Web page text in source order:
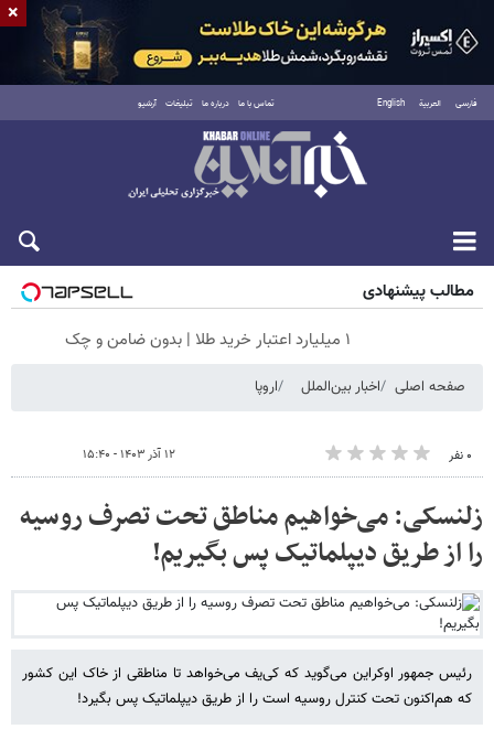
فارسی العربية English تماس با ما درباره ما تبلیغات آرشیو
شنبه ۱۷ مرداد ۱۴۰۵
مطالب پیشنهادی
۱ میلیارد اعتبار خرید طلا | بدون ضامن و چک
صفحه اصلی اخبار بین‌الملل اروپا
۰ نفر ۱۲ آذر ۱۴۰۳ - ۱۵:۴۰
زلنسکی: می‌خواهیم مناطق تحت تصرف روسیه
را از طریق دیپلماتیک پس بگیریم!
رئیس جمهور اوکراین می‌گوید که کی‌یف می‌خواهد تا مناطقی از خاک این کشور
که هم‌اکنون تحت کنترل روسیه است را از طریق دیپلماتیک پس بگیرد!
×